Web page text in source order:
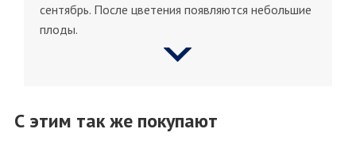
сентябрь. После цветения появляются небольшие
плоды.
С этим так же покупают